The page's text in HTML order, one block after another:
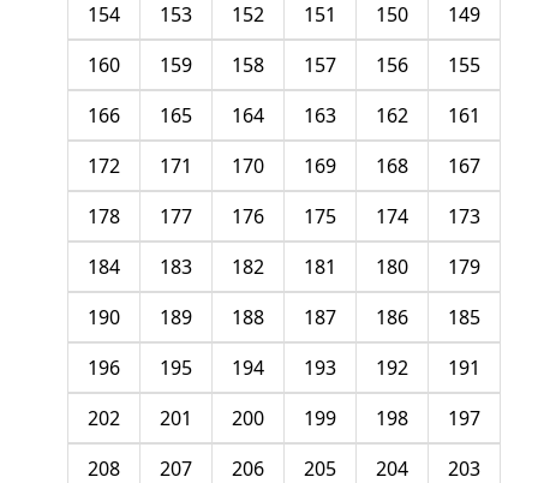
149
150
151
152
153
154
155
156
157
158
159
160
161
162
163
164
165
166
167
168
169
170
171
172
173
174
175
176
177
178
179
180
181
182
183
184
185
186
187
188
189
190
191
192
193
194
195
196
197
198
199
200
201
202
203
204
205
206
207
208